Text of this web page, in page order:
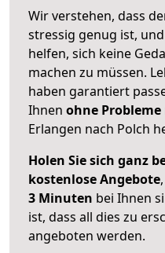
Wir verstehen, dass
stressig genug ist,
helfen, sich keine
machen zu müssen.
haben garantiert
Ihnen ohne Probleme
Erlangen nach Polch
Holen Sie sich ganz
kostenlose Angebote
3 Minuten bei Ihnen
ist, dass all dies zu
angeboten werden.